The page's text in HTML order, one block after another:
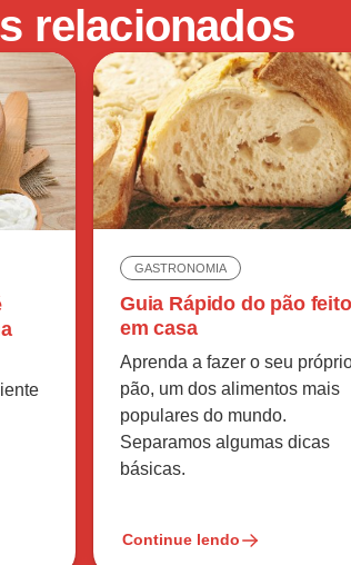
relacionados
GASTRONOMIA
Guia Rápido do pão feito
em casa
Aprenda a fazer o seu
pão, um dos alimentos mais
populares do mundo.
Separamos algumas dicas
básicas.
Continue lendo